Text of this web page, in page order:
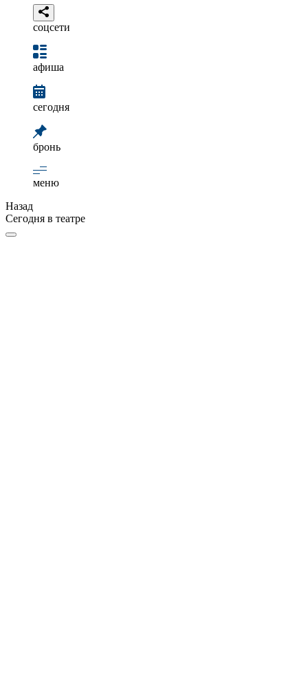
соцсети
афиша
сегодня
бронь
меню
Назад
Сегодня в театре